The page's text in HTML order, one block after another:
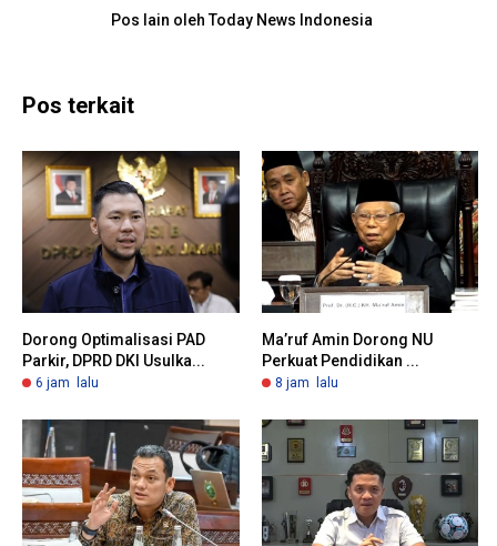
Pos lain oleh Today News Indonesia
Pos terkait
Dorong Optimalisasi PAD
Parkir, DPRD DKI Usulka...
6 jam lalu
Ma’ruf Amin Dorong NU
Perkuat Pendidikan ...
8 jam lalu